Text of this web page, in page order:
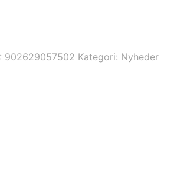
902629057502 Kategori: Nyheder